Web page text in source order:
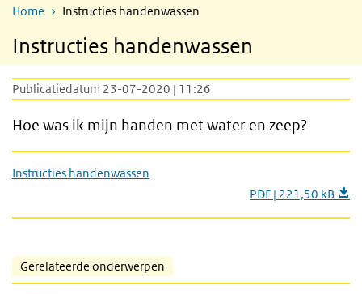
Home Instructies handenwassen
Instructies handenwassen
Publicatiedatum 23-07-2020 | 11:26
Hoe was ik mijn handen met water en zeep?
Instructies handenwassen
PDF | 221,50 kB
Gerelateerde onderwerpen